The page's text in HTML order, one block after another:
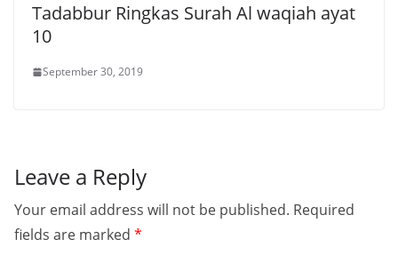
Tadabbur Ringkas Surah Al waqiah ayat
10
September 30, 2019
Leave a Reply
Your email address will not be published. Required
fields are marked *